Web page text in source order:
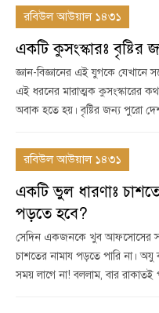
রবিউল আউয়াল ১৪৩১
একটি কুসংস্কারঃ বৃষ্টির
জ্ঞান-বিজ্ঞানের এই যুগকে যেখানে
এই ধরনের মারাত্মক কুসংস্কারের
অবাক হতে হয়। বৃষ্টির জন্য পুরো
রবিউল আউয়াল ১৪৩১
একটি ভুল ধারণাঃ
পড়তে হবে?
সেদিন একজনকে খুব আফসোসের
চাশতের নামায পড়তে পারি না।
সময় লাগে না! বললাম, বার